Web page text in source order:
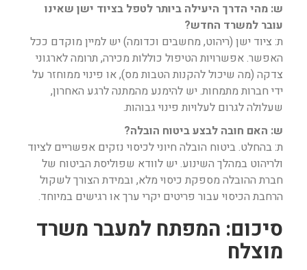
ש: מהי הדרך היעילה ביותר לטפל בציוד ישן שאינו
עובר למשרד החדש?
ת: ציוד ישן (ריהוט, מחשבים וכדומה) יש למיין מוקדם ככל
האפשר. אפשרויות הטיפול כוללות מכירה, תרומה לארגוני
צדקה (מה שיכול להקנות הטבות מס), או פינוי ממוחזר על
ידי חברות מתמחות. יש להימנע מהמתנה לרגע האחרון,
שעלולה לגרום לעלויות פינוי גבוהות.
ש: האם חובה לבצע ביטוח הובלה?
ת: בהחלט. ביטוח הובלה חיוני לכיסוי נזקים אפשריים לציוד
ולריהוט במהלך השינוע. יש לוודא שפוליסת הביטוח של
חברת ההובלה מספקת כיסוי מלא, ובמידת הצורך לשקול
הרחבת הכיסוי עבור פריטים יקרי ערך או רגישים במיוחד.
סיכום: המפתח למעבר משרד
מוצלח